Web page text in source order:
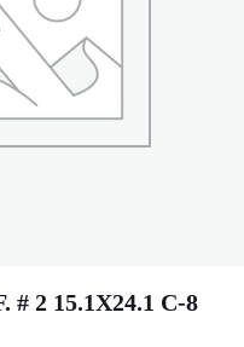
# 2 15.1X24.1 C-8